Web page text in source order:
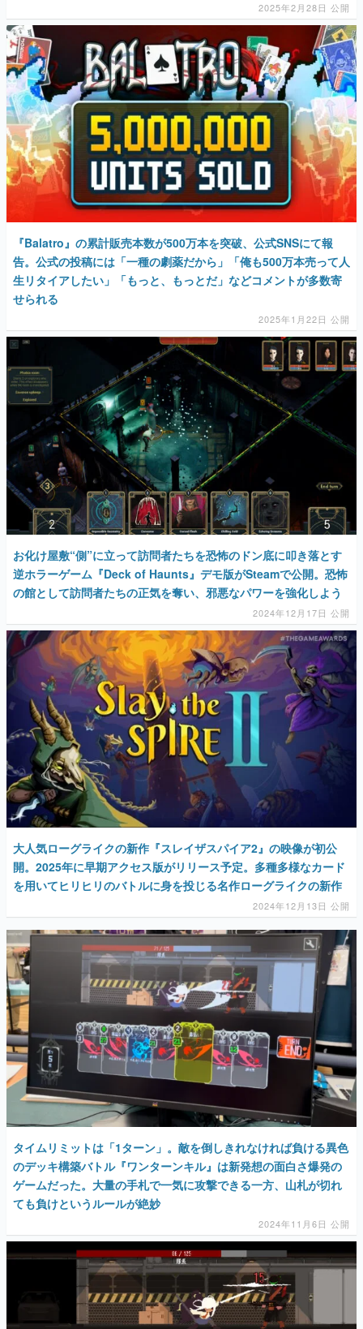
2025年2月28日 公開
『Balatro』の累計販売本数が500万本を突破、公式SNSにて報
告。公式の投稿には「一種の劇薬だから」「俺も500万本売って人
生リタイアしたい」「もっと、もっとだ」などコメントが多数寄
せられる
2025年1月22日 公開
お化け屋敷“側”に立って訪問者たちを恐怖のドン底に叩き落とす
逆ホラーゲーム『Deck of Haunts』デモ版がSteamで公開。恐怖
の館として訪問者たちの正気を奪い、邪悪なパワーを強化しよう
2024年12月17日 公開
大人気ローグライクの新作『スレイザスパイア2』の映像が初公
開。2025年に早期アクセス版がリリース予定。多種多様なカード
を用いてヒリヒリのバトルに身を投じる名作ローグライクの新作
2024年12月13日 公開
タイムリミットは「1ターン」。敵を倒しきれなければ負ける異色
のデッキ構築バトル『ワンターンキル』は新発想の面白さ爆発の
ゲームだった。大量の手札で一気に攻撃できる一方、山札が切れ
ても負けというルールが絶妙
2024年11月6日 公開